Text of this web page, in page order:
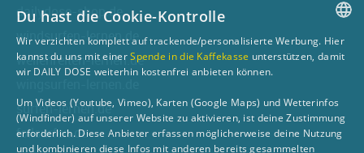
dailydose-shop.de
windsurfen-lernen.de
wellenreiten-lernen.de
surfen-lernen.de
foilsurfen.de
GERMAN
Du hast die Cookie-Kontrolle
Wir verzichten komplett auf trackende/personalisierte Werbung. Hier
kannst du uns mit einerSpende in die Kaffekasse unterstützen, damit
wir DAILY DOSE weiterhin kostenfrei anbieten können.
Um Videos (Youtube, Vimeo), Karten (Google Maps) und Wetterinfos
(Windfinder) auf unserer Website zu aktivieren, ist deine Zustimmung
erforderlich. Diese Anbieter erfassen möglicherweise deine Nutzung
und kombinieren diese Infos mit anderen bereits gesammelten